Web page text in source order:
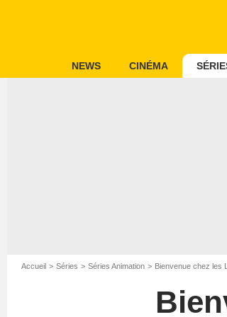
NEWS CINÉMA
Accueil Séries Séries Animation Bienvenue chez les